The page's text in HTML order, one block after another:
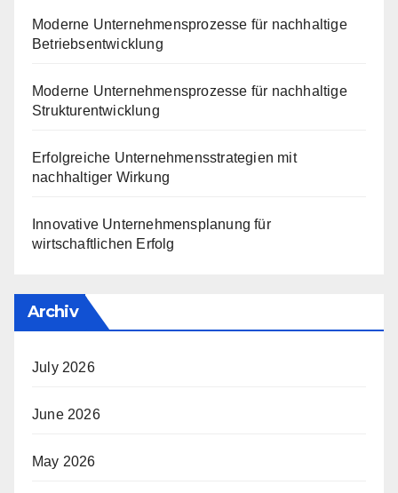
Moderne Unternehmensprozesse für nachhaltige
Betriebsentwicklung
Moderne Unternehmensprozesse für nachhaltige
Strukturentwicklung
Erfolgreiche Unternehmensstrategien mit
nachhaltiger Wirkung
Innovative Unternehmensplanung für
wirtschaftlichen Erfolg
Archiv
July 2026
June 2026
May 2026